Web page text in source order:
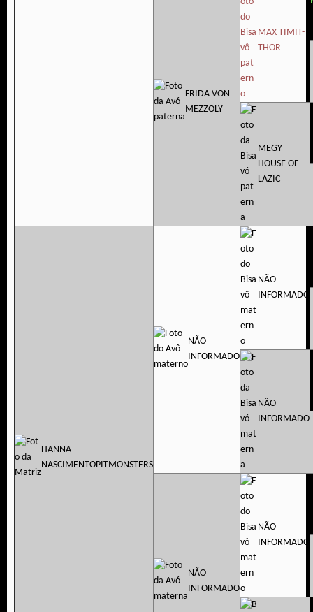
FRIDA VON
MEZZOLY
MAX TIMIT-
THOR
MEGY
HOUSE OF
LAZIC
HANNA
NASCIMENTOPITMONSTERS
NÃO
INFORMADO
NÃO
INFORMADO
NÃO
INFORMADO
NÃO
INFORMADO
NÃO
INFORMADO